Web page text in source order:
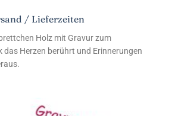
/ Lieferzeiten
Holz mit Gravur zum
das Herzen berührt und Erinnerungen